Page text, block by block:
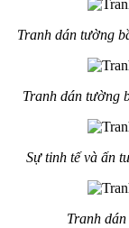
Tranh dán tường
Tranh dán tường
Sự tinh tế và ấn
Tranh